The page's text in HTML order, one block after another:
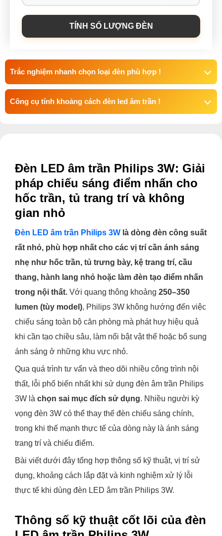
TÍNH SỐ LƯỢNG ĐÈN
Trắc nghiệm nhanh chọn loại đèn phù hợp !
Công cụ tính khoảng cách đèn led âm trần !
Đèn LED âm trần Philips 3W: Giải
pháp chiếu sáng điểm nhấn cho
hốc trần, tủ trang trí và không
gian nhỏ
Đèn LED âm trần Philips 3W là dòng đèn công suất
rất nhỏ, phù hợp nhất cho các vị trí cần ánh sáng
nhẹ như hốc trần, tủ trưng bày, kệ trang trí, cầu
thang, hành lang nhỏ hoặc làm đèn tạo điểm nhấn
trong nội thất. Với quang thông khoảng 250–350
lumen (tùy model), Philips 3W không hướng đến việc
chiếu sáng toàn bộ căn phòng mà phát huy hiệu quả
khi cần tạo chiều sâu, làm nổi bật vật thể hoặc bổ sung
ánh sáng ở những khu vực nhỏ.
Qua quá trình tư vấn và theo dõi nhiều công trình nội
thất, lỗi phổ biến nhất khi sử dụng đèn âm trần Philips
3W là chọn sai mục đích sử dụng. Nhiều người kỳ
vọng đèn 3W có thể thay thế đèn chiếu sáng chính,
trong khi thế mạnh thực tế của dòng này là ánh sáng
trang trí và chiếu điểm.
Bài viết dưới đây tổng hợp thông số kỹ thuật, vị trí sử
dụng, khoảng cách lắp đặt và kinh nghiệm xử lý lỗi
thực tế khi dùng đèn LED âm trần Philips 3W.
Thông số kỹ thuật cốt lõi của đèn